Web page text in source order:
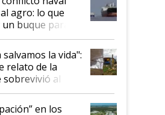
agro: lo que
buque parado
que Argentina
sucio"
la vida":
relato de la
sobrevivió al
en los